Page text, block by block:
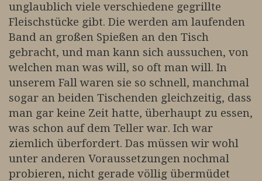
unglaublich viele verschiedene gegrillte
Fleischstücke gibt. Die werden am laufenden
Band an großen Spießen an den Tisch
gebracht, und man kann sich aussuchen, von
welchen man was will, so oft man will. In
unserem Fall waren sie so schnell, manchmal
sogar an beiden Tischenden gleichzeitig, dass
man gar keine Zeit hatte, überhaupt zu essen,
was schon auf dem Teller war. Ich war
ziemlich überfordert. Das müssen wir wohl
unter anderen Voraussetzungen nochmal
probieren, nicht gerade völlig übermüdet